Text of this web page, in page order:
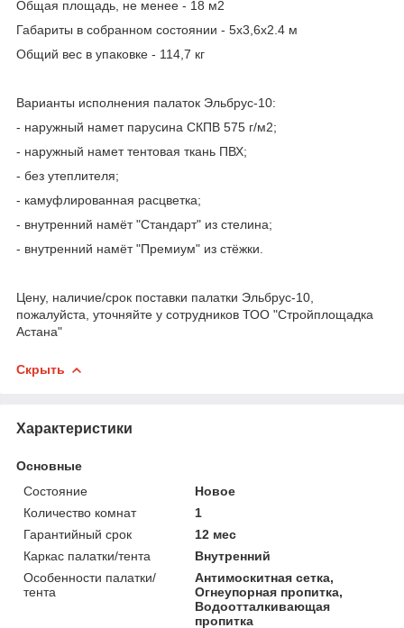
Общая площадь, не менее - 18 м2
Габариты в собранном состоянии - 5х3,6х2.4 м
Общий вес в упаковке - 114,7 кг
Варианты исполнения палаток Эльбрус-10:
- наружный намет парусина СКПВ 575 г/м2;
- наружный намет тентовая ткань ПВХ;
- без утеплителя;
- камуфлированная расцветка;
- внутренний намёт "Стандарт" из стелина;
- внутренний намёт "Премиум" из стёжки.
Цену, наличие/срок поставки палатки Эльбрус-10,
пожалуйста, уточняйте у сотрудников ТОО "Стройплощадка
Астана"
Скрыть
Характеристики
Основные
Состояние
Новое
Количество комнат
1
Гарантийный срок
12 мес
Каркас палатки/тента
Внутренний
Особенности палатки/
тента
Антимоскитная сетка,
Огнеупорная пропитка,
Водоотталкивающая
пропитка